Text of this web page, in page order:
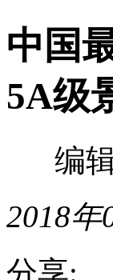
中国
5A级
编
2018年
分享: